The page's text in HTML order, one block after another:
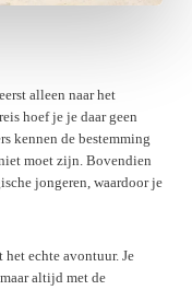
alleen naar het
hoef je je daar geen
kennen de bestemming
moet zijn. Bovendien
jongeren, waardoor je
echte avontuur. Je
altijd met de